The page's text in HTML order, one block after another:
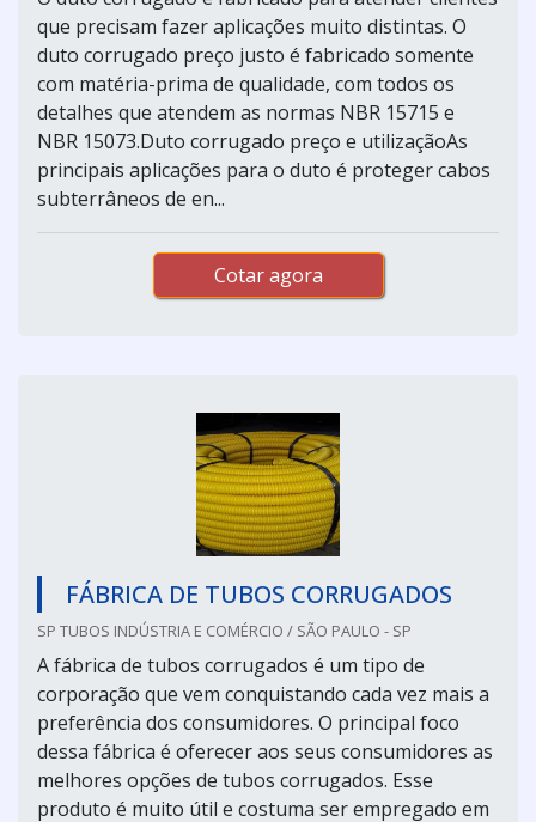
que precisam fazer aplicações muito distintas. O
duto corrugado preço justo é fabricado somente
com matéria-prima de qualidade, com todos os
detalhes que atendem as normas NBR 15715 e
NBR 15073.Duto corrugado preço e utilizaçãoAs
principais aplicações para o duto é proteger cabos
subterrâneos de en...
Cotar agora
FÁBRICA DE TUBOS CORRUGADOS
SP TUBOS INDÚSTRIA E COMÉRCIO / SÃO PAULO - SP
A fábrica de tubos corrugados é um tipo de
corporação que vem conquistando cada vez mais a
preferência dos consumidores. O principal foco
dessa fábrica é oferecer aos seus consumidores as
melhores opções de tubos corrugados. Esse
produto é muito útil e costuma ser empregado em